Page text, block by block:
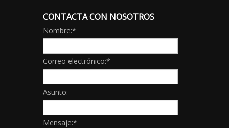
CONTACTA CON NOSOTROS
Nombre:*
Correo electrónico:*
Asunto:
Mensaje:*